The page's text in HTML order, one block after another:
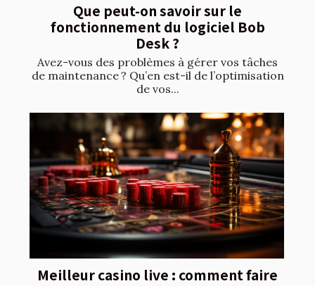
Que peut-on savoir sur le
fonctionnement du logiciel Bob
Desk ?
Avez-vous des problèmes à gérer vos tâches
de maintenance ? Qu’en est-il de l’optimisation
de vos...
Meilleur casino live : comment faire